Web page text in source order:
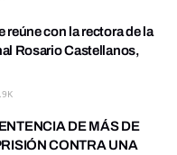
reúne con la rectora de la
Rosario Castellanos,
DE MÁS DE
CONTRA UNA